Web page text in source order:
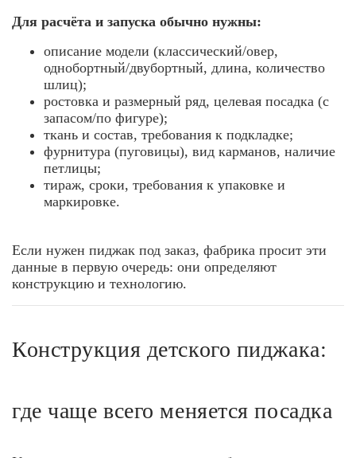
Для расчёта и запуска обычно нужны:
описание модели (классический/овер,
однобортный/двубортный, длина, количество
шлиц);
ростовка и размерный ряд, целевая посадка (с
запасом/по фигуре);
ткань и состав, требования к подкладке;
фурнитура (пуговицы), вид карманов, наличие
петлицы;
тираж, сроки, требования к упаковке и
маркировке.
Если нужен пиджак под заказ, фабрика просит эти
данные в первую очередь: они определяют
конструкцию и технологию.
Конструкция детского пиджака:
где чаще всего меняется посадка